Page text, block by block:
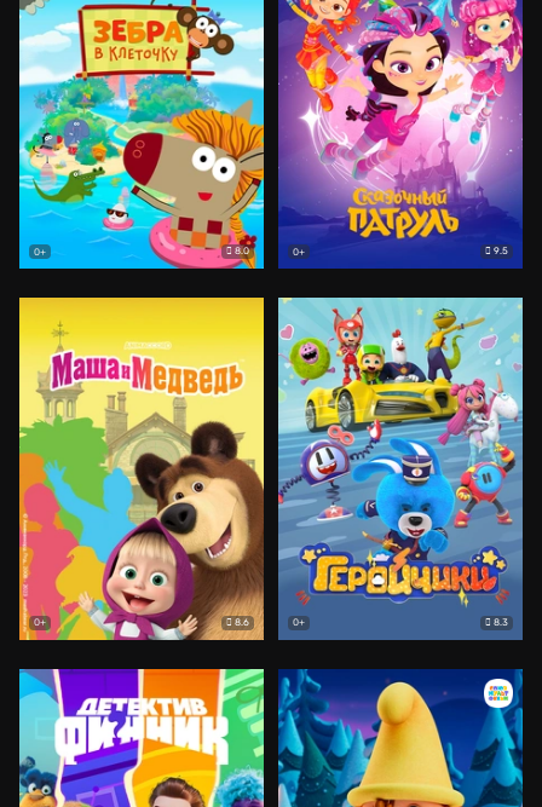
0+ 8.0 0+ 9.5
0+ 8.6 0+ 8.3